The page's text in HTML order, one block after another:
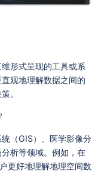
形式呈现的工具或系
观地理解数据之间的
。
（GIS）、医学影像分
析等领域。例如，在
更好地理解地理空间数